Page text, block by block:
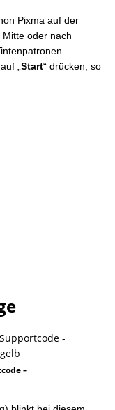
Pixma auf der
oder nach
„ Start“ drücken, so
–